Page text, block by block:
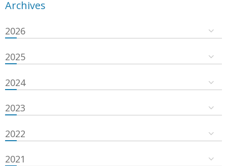
Archives
2026
2025
2024
2023
2022
2021